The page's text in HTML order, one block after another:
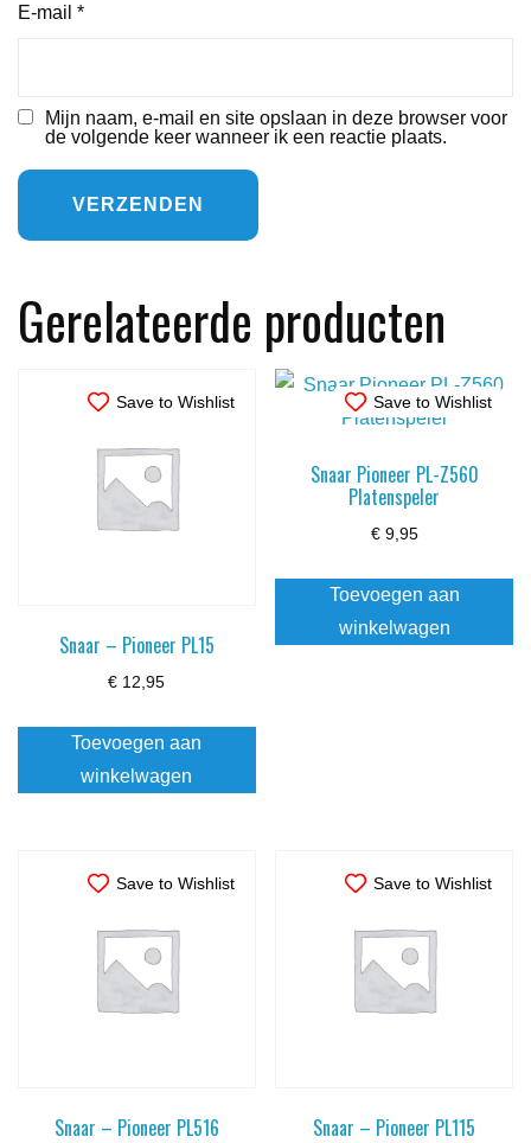
E-mail *
Mijn naam, e-mail en site opslaan in deze browser voor
de volgende keer wanneer ik een reactie plaats.
Gerelateerde producten
Save to Wishlist
Snaar – Pioneer PL15
€ 12,95
Toevoegen aan
winkelwagen
Save to Wishlist
Snaar Pioneer PL-Z560
Platenspeler
€9,95
Toevoegen aan
winkelwagen
Save to Wishlist
Snaar – Pioneer PL516
Save to Wishlist
Snaar – Pioneer PL115